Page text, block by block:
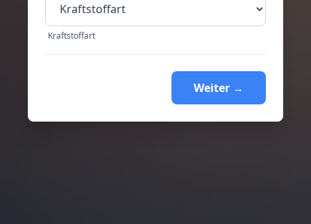
Kraftstoffart
Weiter →